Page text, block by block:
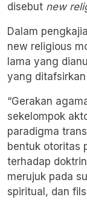
disebut new
Dalam
new religious
lama yang
yang
“Gerakan
sekelompok
paradigma
bentuk otoritas
terhadap
merujuk pada
spiritual, dan